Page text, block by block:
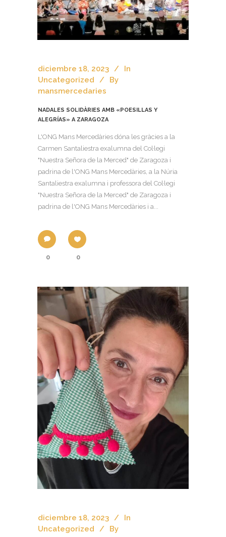
diciembre 18, 2023
In
Uncategorized
By
mansmercedaries
NADALES SOLIDÀRIES AMB «POESILLAS Y
ALEGRÍAS» A ZARAGOZA
L'ONG Mans Mercedàries dóna les gràcies a la
Carmen Santaliestra exalumna del Col·legi
"Nuestra Señora de la Merced" de Zaragoza i
padrina de l'ONG Mans Mercedàries, a la Núria
Santaliestra exalumna i professora del Col·legi
"Nuestra Señora de la Merced" de Zaragoza i
padrina de l'ONG Mans Mercedàries i a...
0 0
diciembre 18, 2023
In
Uncategorized
By